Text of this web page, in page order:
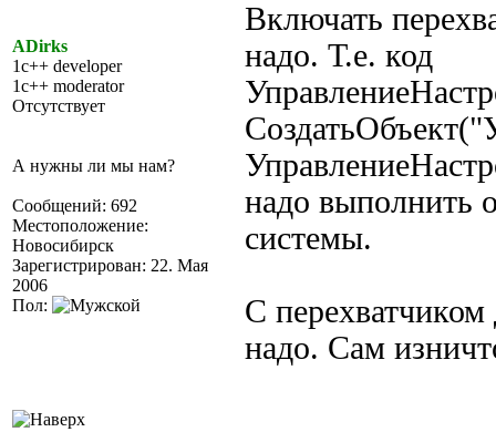
ADirks
1c++ developer
1c++ moderator
Отсутствует
А нужны ли мы нам?
Сообщений: 692
Местоположение:
Новосибирск
Зарегистрирован: 22. Мая
2006
Пол:
Включать
надо. Т.е. код
надо выполнить
системы.
С перехватчиком
надо. Сам